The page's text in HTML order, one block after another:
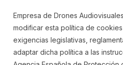
Empresa de Drones
modificar esta política de
exigencias legislativas,
adaptar dicha política a las